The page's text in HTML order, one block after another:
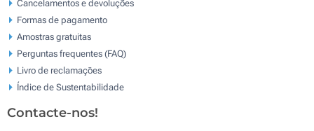
Cancelamentos e devoluções
Formas de pagamento
Amostras gratuitas
Perguntas frequentes (FAQ)
Livro de reclamaçōes
Índice de Sustentabilidade
Contacte-nos!